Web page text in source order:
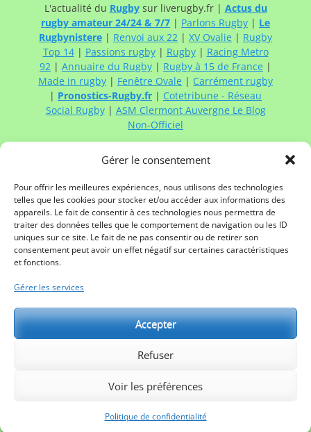
Gérer le consentement
Pour offrir les meilleures expériences, nous utilisons des technologies
telles que les cookies pour stocker et/ou accéder aux informations des
appareils. Le fait de consentir à ces technologies nous permettra de
traiter des données telles que le comportement de navigation ou les ID
uniques sur ce site. Le fait de ne pas consentir ou de retirer son
consentement peut avoir un effet négatif sur certaines caractéristiques
et fonctions.
Gérer les services
Accepter
Refuser
Voir les préférences
Politique de confidentialité
L'actualité du Rugbysur liverugby.fr | Actus du
rugby amateur 24/24 & 7/7 | Parlons Rugby | Le
Rugbynistere | Renvoi aux 22 | XV Ovalie | Rugby
Top 14| Passions rugby| Rugby| Racing Metro
92 | Annuaire du Rugby | Rugby à 15 de France |
Made in rugby | Fenêtre Ovale | Carrément rugby
| Pronostics-Rugby.fr | Cotetribune - Réseau
Social Rugby| ASM Clermont Auvergne Le Blog
Non-Officiel
ContactezRugby à XV de Francevia :
Mail
Twitter
Facebook
Linkedin
Mentions légales
Themes